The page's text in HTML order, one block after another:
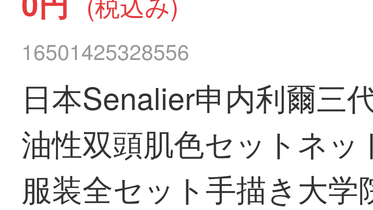
16501425328556
日本Senalier申内利爾三
油性双頭肌色セットネ
服装全セット手描き大